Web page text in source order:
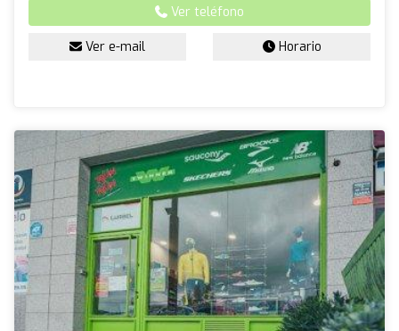
Ver teléfono
Ver e-mail Horario